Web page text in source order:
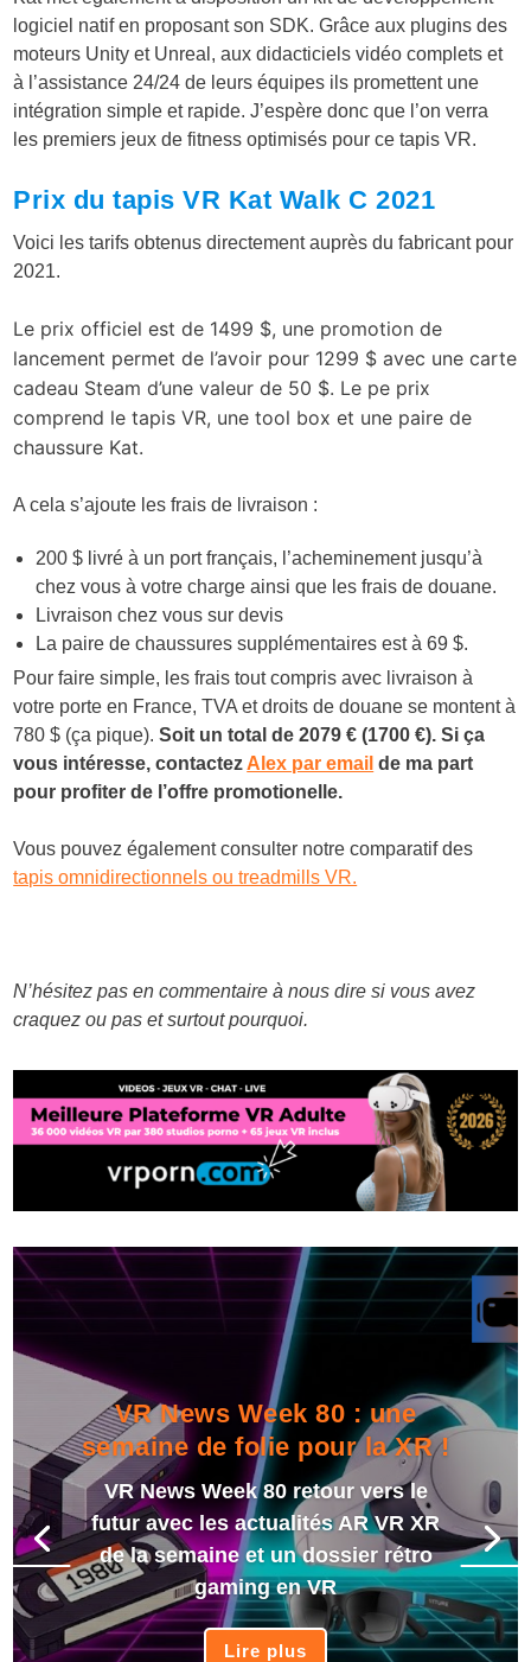
logiciel natif en proposant son SDK. Grâce aux plugins des
moteurs Unity et Unreal, aux didacticiels vidéo complets et
à l’assistance 24/24 de leurs équipes ils promettent une
intégration simple et rapide. J’espère donc que l’on verra
les premiers jeux de fitness optimisés pour ce tapis VR.
Prix du tapis VR Kat Walk C 2021
Voici les tarifs obtenus directement auprès du fabricant pour
2021.
Le prix officiel est de 1499 $, une promotion de
lancement permet de l’avoir pour 1299 $ avec une carte
cadeau Steam d’une valeur de 50 $. Le pe prix
comprend le tapis VR, une tool box et une paire de
chaussure Kat.
A cela s’ajoute les frais de livraison :
200 $ livré à un port français, l’acheminement jusqu’à
chez vous à votre charge ainsi que les frais de douane.
Livraison chez vous sur devis
La paire de chaussures supplémentaires est à 69 $.
Pour faire simple, les frais tout compris avec livraison à
votre porte en France, TVA et droits de douane se montent à
780 $ (ça pique).Soit un total de 2079 € (1700 €). Si ça
vous intéresse, contactez Alex par email de ma part
pour profiter de l’offre promotionelle.
Vous pouvez également consulter notre comparatif des
tapis omnidirectionnels ou treadmills VR.
N’hésitez pas en commentaire à nous dire si vous avez
craquez ou pas et surtout pourquoi.
VR News Week 80 : une
semaine de folie pour la XR !
VR News Week 80 retour vers le
futur avec les actualités AR VR XR
de la semaine et un dossier rétro
gaming en VR
Lire plus